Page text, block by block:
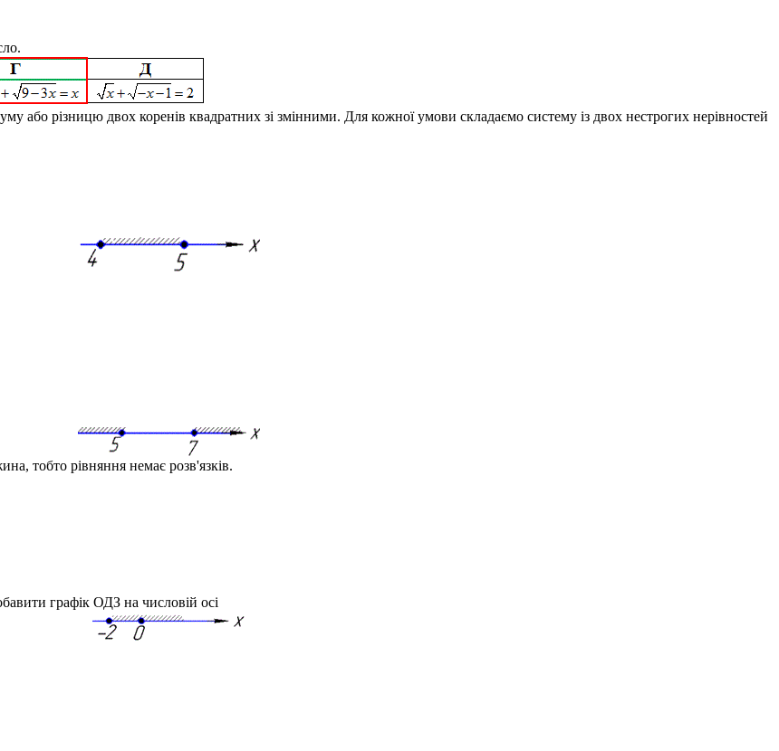
або різницю двох коренів квадратних зі змінними. Для кожної умови складаємо систему із двох нестрогих нерівностей
тобто рівняння немає розв'язків.
графік ОДЗ на числовій осі